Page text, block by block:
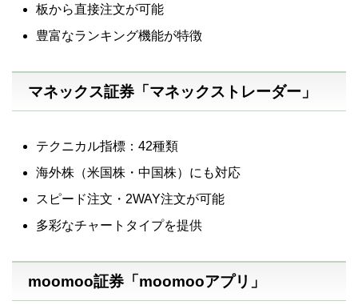
板から直接注文が可能
豊富なランキング機能が特徴
マネックス証券「マネックストレーダー」
テクニカル指標：42種類
海外株（米国株・中国株）にも対応
スピード注文・2WAY注文が可能
多彩なチャートタイプを提供
moomoo証券「moomooアプリ」